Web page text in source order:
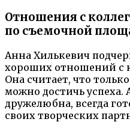
Отношения с
по съемочной
Анна Хилькевич
хороших отношений с
Она считает, что
можно достичь успеха.
дружелюбна, всегда
своих творческих